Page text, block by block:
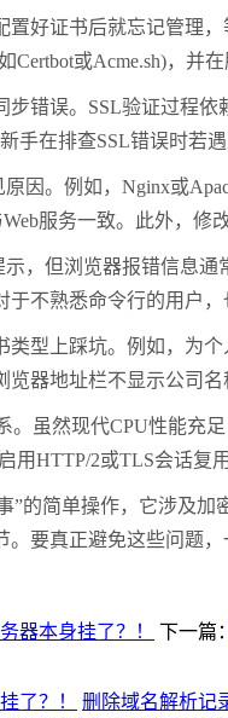
证书后就忘记管理，
或Acme.sh)，并
误。SSL验证过程依
手在排查SSL错误时若
。例如，Nginx或
服务一致。此外，
浏览器报错信息通常
不熟悉命令行的用户
上踩坑。例如，为个
器地址栏不显示公司
然现代CPU性能充
HTTP/2或TLS会话复
简单操作，它涉及加
要真正避免这些问题
器本身挂了？！ 下一篇：
了？！
删除域名解析记